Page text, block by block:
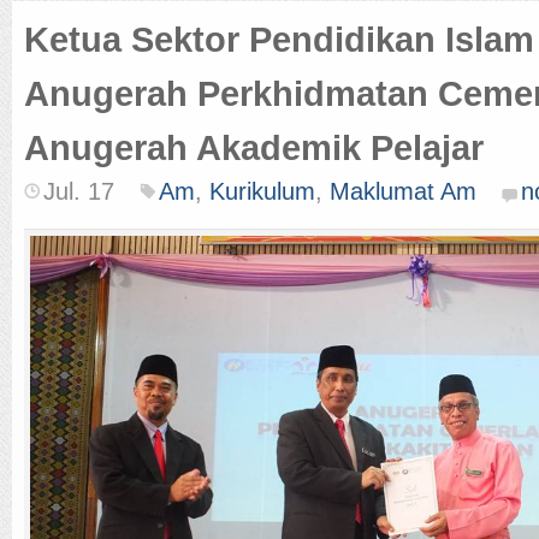
Ketua Sektor Pendidikan
Anugerah Perkhidmatan
Anugerah Akademik Pelajar
Jul. 17 Am, Kurikulum, Maklumat Am